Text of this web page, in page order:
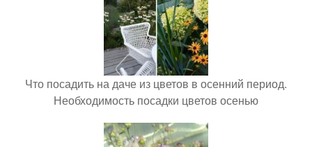
Что посадить на даче из цветов в осенний период.
Необходимость посадки цветов осенью